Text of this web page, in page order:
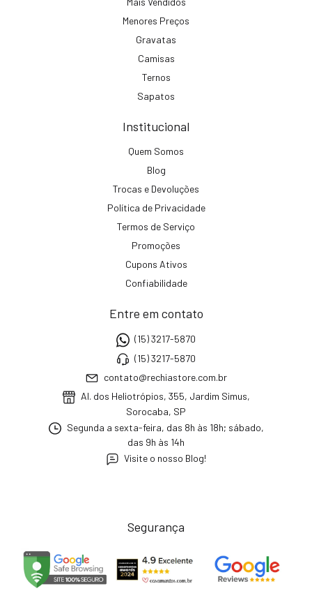
Menores Preços
Gravatas
Camisas
Ternos
Sapatos
Institucional
Quem Somos
Blog
Trocas e Devoluções
Política de Privacidade
Termos de Serviço
Promoções
Cupons Ativos
Confiabilidade
Entre em contato
(15) 3217-5870
(15) 3217-5870
contato@rechiastore.com.br
Al. dos Heliotrópios, 355, Jardim Simus,
Sorocaba, SP
Segunda a sexta-feira, das 8h às 18h; sábado,
das 9h às 14h
Visite o nosso Blog!
Segurança